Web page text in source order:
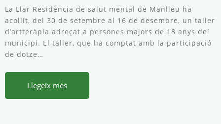
La Llar Residència de salut mental de Manlleu ha
acollit, del 30 de setembre al 16 de desembre, un taller
d’artteràpia adreçat a persones majors de 18 anys del
municipi. El taller, que ha comptat amb la participació
de dotze…
Llegeix més